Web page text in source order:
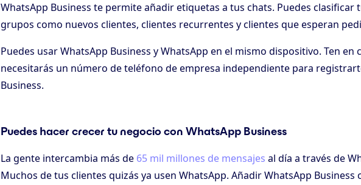
WhatsApp Business te permite añadir etiquetas a tus chats. Puedes clasificar
grupos como nuevos clientes, clientes recurrentes y clientes que esperan
Puedes usar WhatsApp Business y WhatsApp en el mismo dispositivo. Ten en
necesitarás un número de teléfono de empresa independiente para
Business.
Puedes hacer crecer tu negocio con WhatsApp Business
La gente intercambia más de 65 mil millones de mensajes al día a través de
Muchos de tus clientes quizás ya usen WhatsApp. Añadir WhatsApp Business